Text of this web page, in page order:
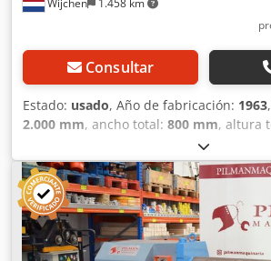
Wijchen 1.458 km
Consultar
Estado: usado, Año de fabricación: 1963
2.000 mm, ancho total: 800 mm, altura
Peso en vacío: 1000 kg - Año de
Documentación disponible: No -
Número de serie: H2111 Dwjdezhw
Convencional - Número de rodillos: 3 -
la chapa [mm]: 3 - Anchura máxima de
- Dimensiones de transporte: 2000 mm